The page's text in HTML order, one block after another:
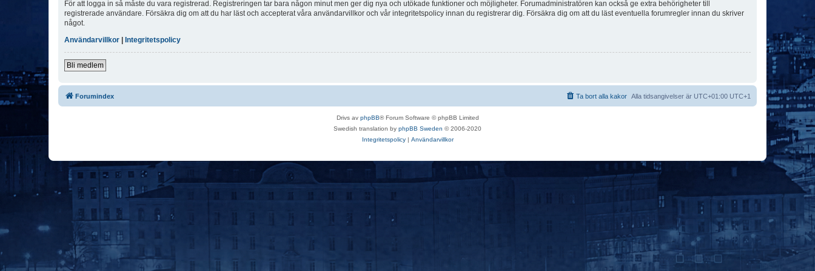
För att logga in så måste du vara registrerad. Registreringen tar bara någon minut men ger dig nya och utökade funktioner och möjligheter. Forumadministratören kan också ge extra behörigheter till
registrerade användare. Försäkra dig om att du har läst och accepterat våra användarvillkor och vår integritetspolicy innan du registrerar dig. Försäkra dig om att du läst eventuella forumregler innan du skriver
något.
Användarvillkor | Integritetspolicy
Bli medlem
Forumindex Alla tidsangivelser är UTC+01:00 UTC+1
Ta bort alla kakor
Drivs av phpBB® Forum Software © phpBB Limited
Swedish translation by phpBB Sweden © 2006-2020
Integritetspolicy| Användarvillkor